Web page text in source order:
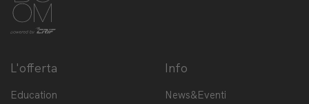
L'offerta
Education
Info
News&Eventi